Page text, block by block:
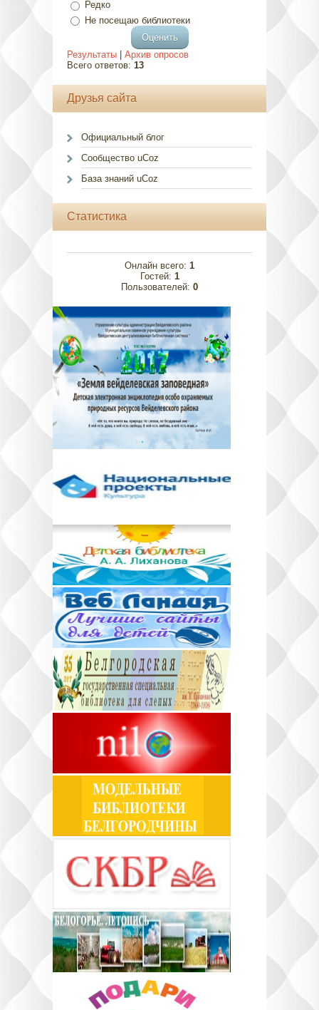
Редко
Не посещаю библиотеки
Результаты
Архив опросов
Всего ответов: 13
Друзья сайта
Официальный блог
Сообщество uCoz
База знаний uCoz
Статистика
Онлайн всего: 1
Гостей: 1
Пользователей: 0